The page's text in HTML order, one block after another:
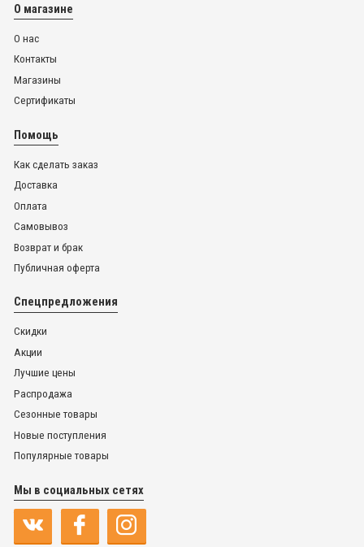
О магазине
О нас
Контакты
Магазины
Сертификаты
Помощь
Как сделать заказ
Доставка
Оплата
Самовывоз
Возврат и брак
Публичная оферта
Спецпредложения
Скидки
Акции
Лучшие цены
Распродажа
Сезонные товары
Новые поступления
Популярные товары
Мы в социальных сетях